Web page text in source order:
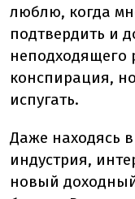
люблю, когда
подтвердить и
неподходящего
конспирация,
испугать.
Даже находясь
индустрия,
новый